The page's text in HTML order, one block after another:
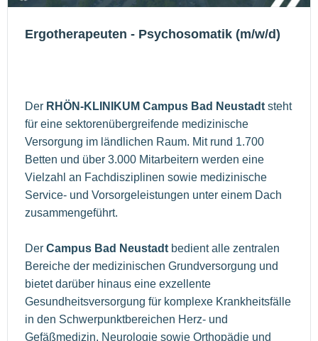
Ergotherapeuten - Psychosomatik (m/w/d)
Der RHÖN-KLINIKUM Campus Bad Neustadt steht
für eine sektorenübergreifende medizinische
Versorgung im ländlichen Raum. Mit rund 1.700
Betten und über 3.000 Mitarbeitern werden eine
Vielzahl an Fachdisziplinen sowie medizinische
Service- und Vorsorgeleistungen unter einem Dach
zusammengeführt.
Der Campus Bad Neustadt bedient alle zentralen
Bereiche der medizinischen Grundversorgung und
bietet darüber hinaus eine exzellente
Gesundheitsversorgung für komplexe Krankheitsfälle
in den Schwerpunktbereichen Herz- und
Gefäßmedizin, Neurologie sowie Orthopädie und